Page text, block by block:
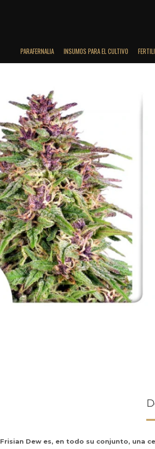
PARAFERNALIA INSUMOS PARA EL CULTIVO
Frisian Dew es, en todo su conjunto, una